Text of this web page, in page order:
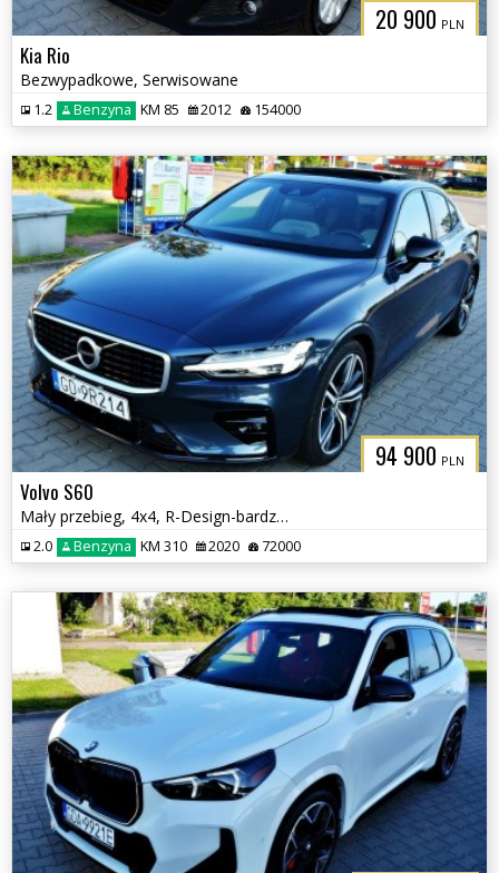
20 900 PLN
Kia Rio
Bezwypadkowe, Serwisowane
1.2 Benzyna KM 85 2012 154000
94 900 PLN
Volvo S60
Mały przebieg, 4x4, R-Design-bardzo bogate wyposażenie
2.0 Benzyna KM 310 2020 72000